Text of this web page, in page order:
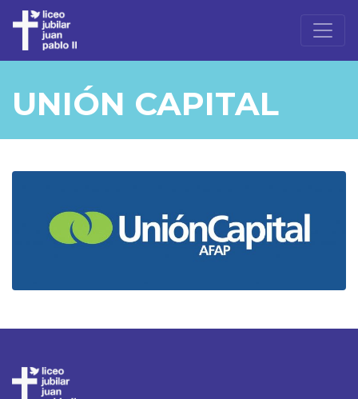
UNIÓN CAPITAL